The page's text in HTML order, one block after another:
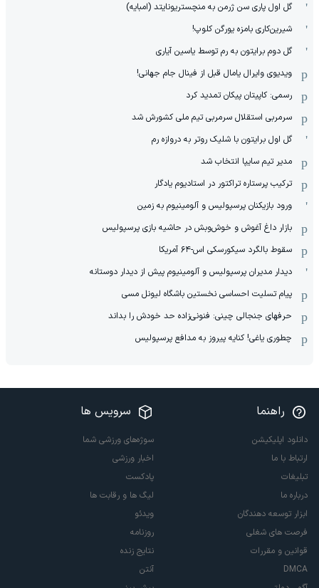
گل اول پاری سن ژرمن به منچستریونایتد (امبایه)
شیرین‌کاری بامزه یورگن کلوپ!
گل دوم برایتون به رم توسط یاسین آیاری
ویدیوی وایرال یامال قبل از فینال جام جهانی!
رسمی: کاپیتان پیکان تمدید کرد
سرمربی استقلال سرمربی تیم ملی کشورش شد
گل اول برایتون با شلیک روتر به دروازه رم
مدیر تیم سایپا انتخاب شد
ترکیب پرستاره تراکتور در استادیوم یادگار
ورود بازیکنان پرسپولیس و آلومینیوم به زمین
بازار داغ آغوش و خوش‌و‌بش در حاشیه بازی پرسپولیس
سقوط بالگرد سیکورسکی اس-۶۴ آمریکا
دیدار مدیران پرسپولیس و آلومینیوم پیش از دیدار دوستانه
پیام تسلیت احساسی نخستین باشگاه لیونل مسی
حرفهای جنجالی چینی: فنونی‌زاده حد خودش را بداند
چطوری یاغی! کنایه پیروز به مدافع پرسپولیس
راهنما
دانلود اپلیکیشن
ارتباط با ما
تبلیغات
درباره ما
ابزار توسعه دهندگان
فرصت های شغلی
قوانین و مقررات
DMCA
سرویس ها
سوژه‌های ورزشی شما
اخبار ورزشی
پادکست
لیگ ها و رقابت ها
ویدئو
روزنامه
نتایج زنده
آنتن